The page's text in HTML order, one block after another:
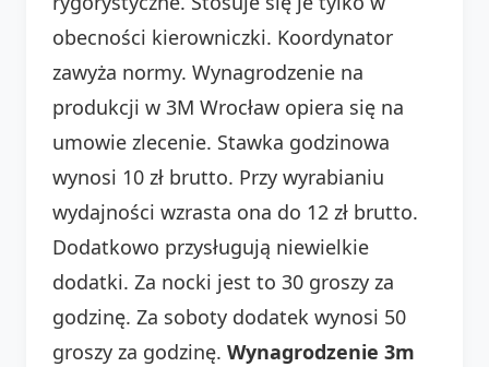
obecności kierowniczki. Koordynator
zawyża normy. Wynagrodzenie na
produkcji w 3M Wrocław opiera się na
umowie zlecenie. Stawka godzinowa
wynosi 10 zł brutto. Przy wyrabianiu
wydajności wzrasta ona do 12 zł brutto.
Dodatkowo przysługują niewielkie
dodatki. Za nocki jest to 30 groszy za
godzinę. Za soboty dodatek wynosi 50
groszy za godzinę. Wynagrodzenie 3m